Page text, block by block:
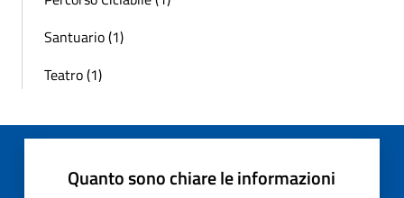
Santuario (1)
Teatro (1)
Quanto sono chiare le informazioni